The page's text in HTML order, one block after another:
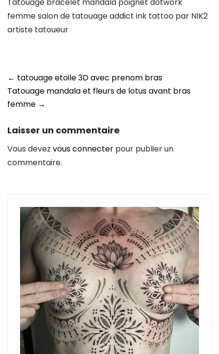
femme salon de tatouage addict ink tattoo par NIK2
artiste tatoueur
Post
navigation
← tatouage etoile 3D avec prenom bras
Tatouage mandala et fleurs de lotus avant bras
femme →
Laisser un commentaire
Vous devez vous connecter pour publier un
commentaire.